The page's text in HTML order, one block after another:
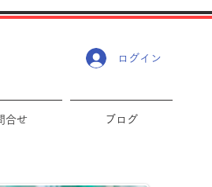
ログイン
合せ ブログ